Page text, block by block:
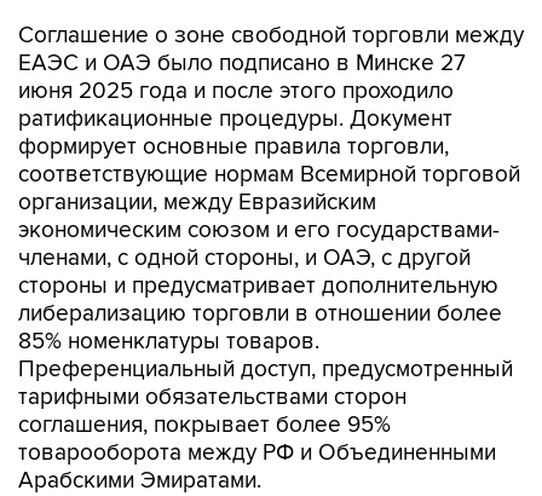
Соглашение о зоне свободной торговли между
ЕАЭС и ОАЭ было подписано в Минске 27
июня 2025 года и после этого проходило
ратификационные процедуры. Документ
формирует основные правила торговли,
соответствующие нормам Всемирной торговой
организации, между Евразийским
экономическим союзом и его государствами-
членами, с одной стороны, и ОАЭ, с другой
стороны и предусматривает дополнительную
либерализацию торговли в отношении более
85% номенклатуры товаров.
Преференциальный доступ, предусмотренный
тарифными обязательствами сторон
соглашения, покрывает более 95%
товарооборота между РФ и Объединенными
Арабскими Эмиратами.